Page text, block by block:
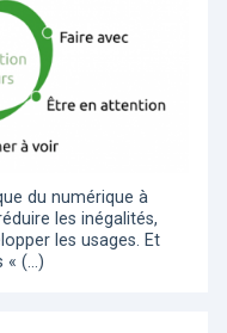
du numérique à
les inégalités,
les usages. Et
« (…)